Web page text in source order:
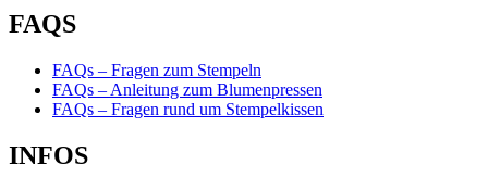
FAQS
FAQs – Fragen zum Stempeln
FAQs – Anleitung zum Blumenpressen
FAQs – Fragen rund um Stempelkissen
INFOS